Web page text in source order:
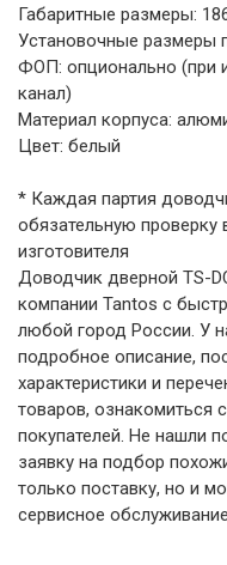
Габаритные размеры:
Установочные размеры
ФОП: опционально (при
канал)
Материал корпуса:
Цвет: белый
* Каждая партия
обязательную проверку
изготовителя
Доводчик дверной TS-
компании Tantos с
любой город России. У
подробное описание,
характеристики и
товаров, ознакомиться
покупателей. Не нашли
заявку на подбор
только поставку, но и
сервисное обслуживание.